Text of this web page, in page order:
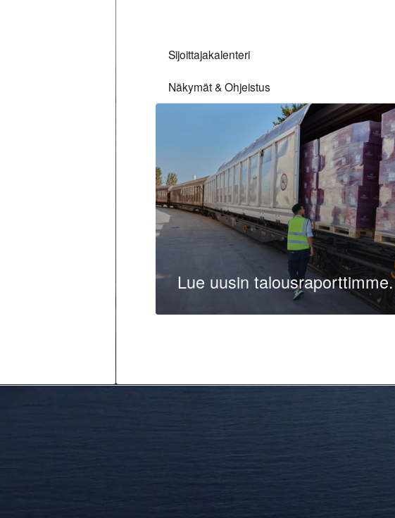
Sijoittajakalenteri
Näkymät & Ohjeistus
Lue uusin talousraporttimme.
Lue lisää